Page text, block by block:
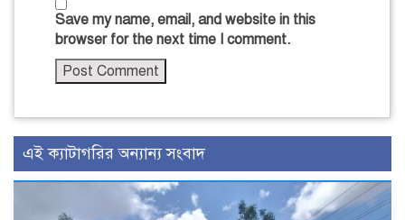
Save my name, email, and website in this
browser for the next time I comment.
এই ক্যাটাগরির অন্যান্য সংবাদ